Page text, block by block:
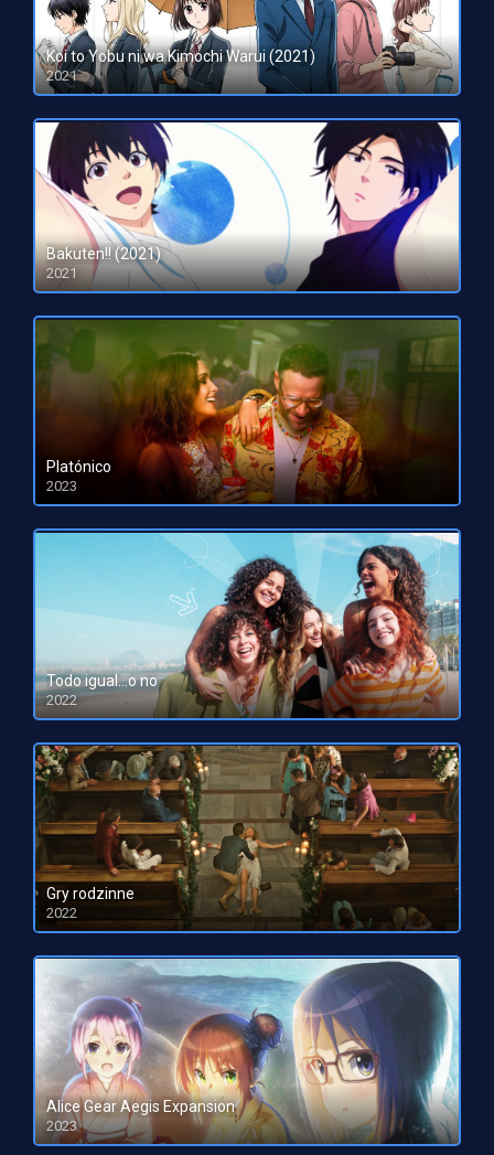
Koi to Yobu ni wa Kimochi Warui (2021)
2021
Bakuten!! (2021)
2021
Platónico
2023
HD 1080pHD 720p
Todo igual…o no
2022
HD 1080pHD 720p
Gry rodzinne
2022
HD 1080pHD 720p
Alice Gear Aegis Expansion
2023
HD 1080pHD 720p